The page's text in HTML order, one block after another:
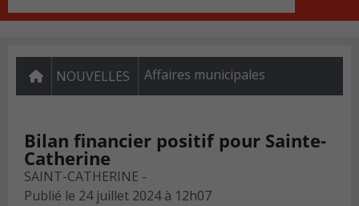
NOUVELLES Affaires municipales
Bilan financier positif pour Sainte-
Catherine
SAINT-CATHERINE -
Publié le 24 juillet 2024 à 12h07